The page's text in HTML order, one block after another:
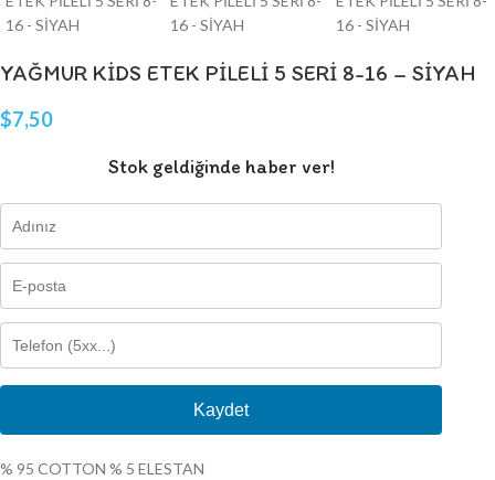
YAĞMUR KİDS ETEK PİLELİ 5 SERİ 8-16 – SİYAH
$7,50
Stok geldiğinde haber ver!
Kaydet
% 95 COTTON % 5 ELESTAN